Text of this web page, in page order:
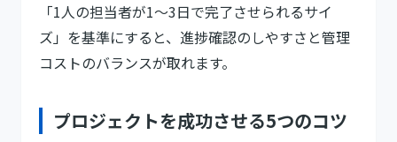
「1人の担当者が1〜3日で完了させられるサイ
ズ」を基準にすると、進捗確認のしやすさと管理
コストのバランスが取れます。
プロジェクトを成功させる5つのコツ